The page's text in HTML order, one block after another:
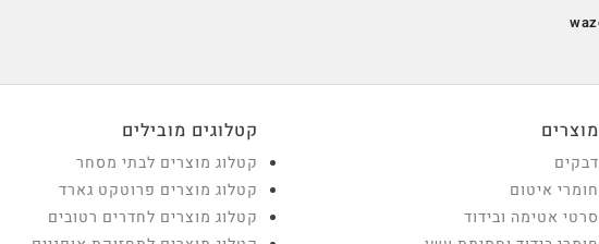
מוצרים
דבקים
חומרי איטום
סרטי אטימה ובידוד
קטלוגים מובילים
קטלוג מוצרים לבתי מסחר
קטלוג מוצרים פרוטקט גארד
קטלוג מוצרים לחדרים רטובים